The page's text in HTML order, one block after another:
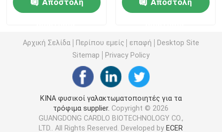
Μονο και diglycerides
Monostearate γλυκερίνης
Γαλακτωματοποιητής βελτιωτών κέικ
Αρχική Σελίδα Περίπου εμείς επαφή
Desktop Site
Sitemap
Privacy Policy
ΚΙΝΑ φυσικοί γαλακτωματοποιητές για τα
τρόφιμα supplier. Copyright © 2026
GUANGDONG CARDLO BIOTECHNOLOGY CO.,
LTD.. All Rights Reserved. Developed by ECER